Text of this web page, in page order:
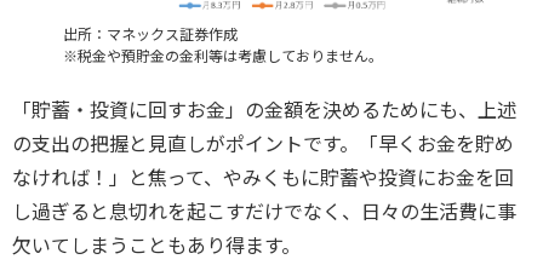
出所：マネックス証券作成
※税金や預貯金の金利等は考慮しておりません。
「貯蓄・投資に回すお金」の金額を決めるためにも、上述
の支出の把握と見直しがポイントです。「早くお金を貯め
なければ！」と焦って、やみくもに貯蓄や投資にお金を回
し過ぎると息切れを起こすだけでなく、日々の生活費に事
欠いてしまうこともあり得ます。